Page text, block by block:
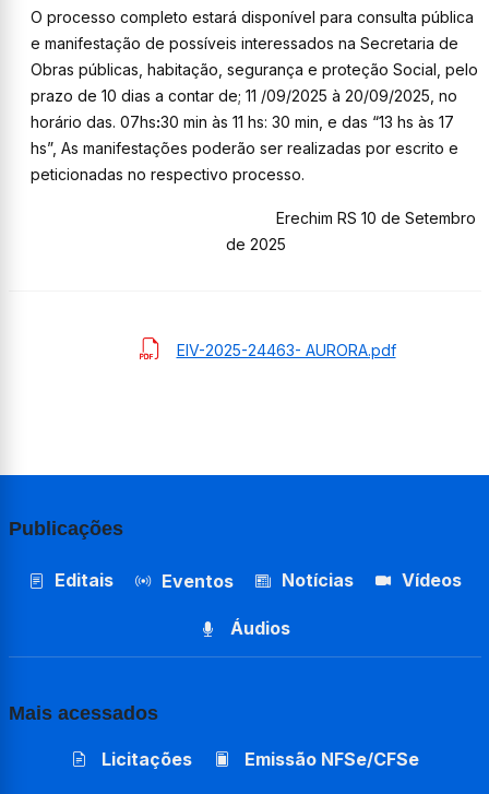
O processo completo estará disponível para consulta pública
e manifestação de possíveis interessados na Secretaria de
Obras públicas, habitação, segurança e proteção Social, pelo
prazo de 10 dias a contar de; 11 /09/2025 à 20/09/2025, no
horário das. 07hs:30 min às 11 hs: 30 min, e das “13 hs às 17
hs”, As manifestações poderão ser realizadas por escrito e
peticionadas no respectivo processo.
Erechim RS 10 de Setembro
de 2025
EIV-2025-24463- AURORA.pdf
Publicações
Editais Eventos Notícias Vídeos
Áudios
Mais acessados
Licitações Emissão NFSe/CFSe